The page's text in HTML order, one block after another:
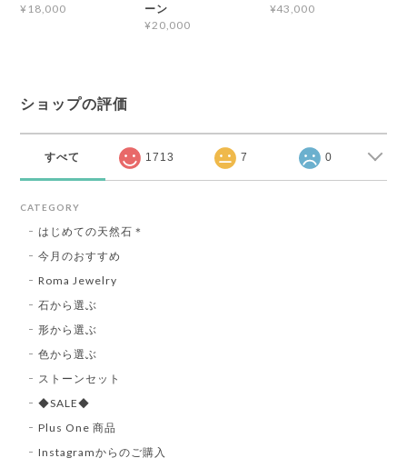
¥18,000
ーン
¥20,000
¥43,000
ショップの評価
すべて 1713 7 0
CATEGORY
はじめての天然石＊
今月のおすすめ
Roma Jewelry
石から選ぶ
形から選ぶ
色から選ぶ
ストーンセット
◆SALE◆
Plus One 商品
Instagramからのご購入